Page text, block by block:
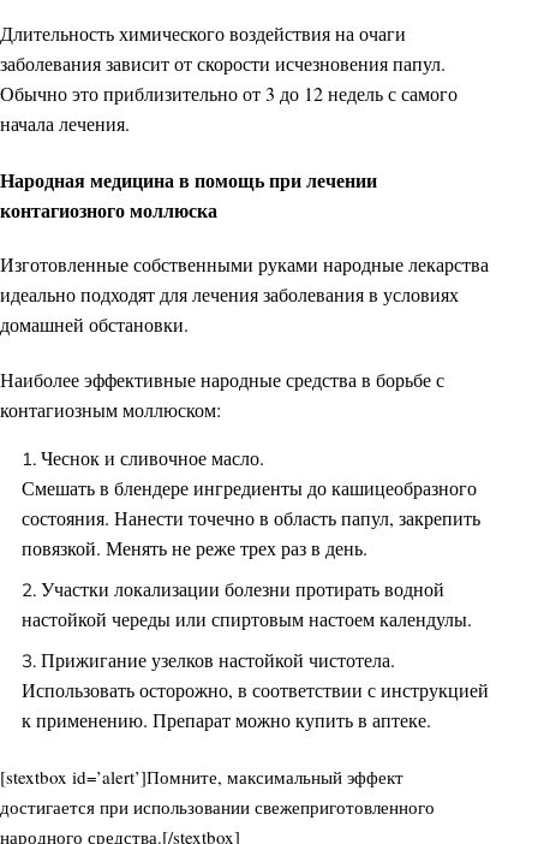
Длительность химического воздействия на очаги
заболевания зависит от скорости исчезновения папул.
Обычно это приблизительно от 3 до 12 недель с самого
начала лечения.
Народная медицина в помощь при лечении
контагиозного моллюска
Изготовленные собственными руками народные лекарства
идеально подходят для лечения заболевания в условиях
домашней обстановки.
Наиболее эффективные народные средства в борьбе с
контагиозным моллюском:
Чеснок и сливочное масло.
Смешать в блендере ингредиенты до кашицеобразного
состояния. Нанести точечно в область папул, закрепить
повязкой. Менять не реже трех раз в день.
Участки локализации болезни протирать водной
настойкой череды или спиртовым настоем календулы.
Прижигание узелков настойкой чистотела.
Использовать осторожно, в соответствии с инструкцией
к применению. Препарат можно купить в аптеке.
[stextbox id=’alert’]Помните, максимальный эффект
достигается при использовании свежеприготовленного
народного средства.[/stextbox]